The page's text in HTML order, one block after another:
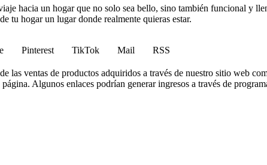
hacia un hogar que no solo sea bello, sino también funcional y
tu hogar un lugar donde realmente quieras estar.
Pinterest TikTok Mail
RSS
las ventas de productos adquiridos a través de nuestro sitio web
Algunos enlaces podrían generar ingresos a través de